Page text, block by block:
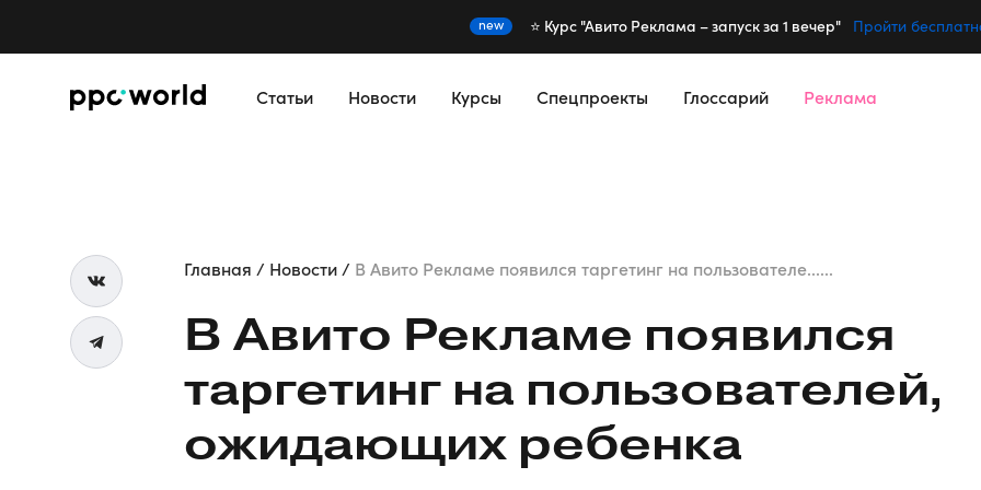
new ⭐️ Курс "Авито Реклама – запуск за 1 вечер" Пройти
Статьи Новости Курсы Спецпроекты Глоссарий Реклама
Главная Новости В Авито Рекламе появился таргетинг на пользователе......
В Авито Рекламе появился
таргетинг на пользователей,
ожидающих ребенка